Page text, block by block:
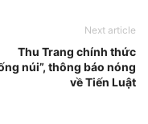
Next article
Thu Trang chính thức
núi”, thông báo nóng
về Tiến Luật